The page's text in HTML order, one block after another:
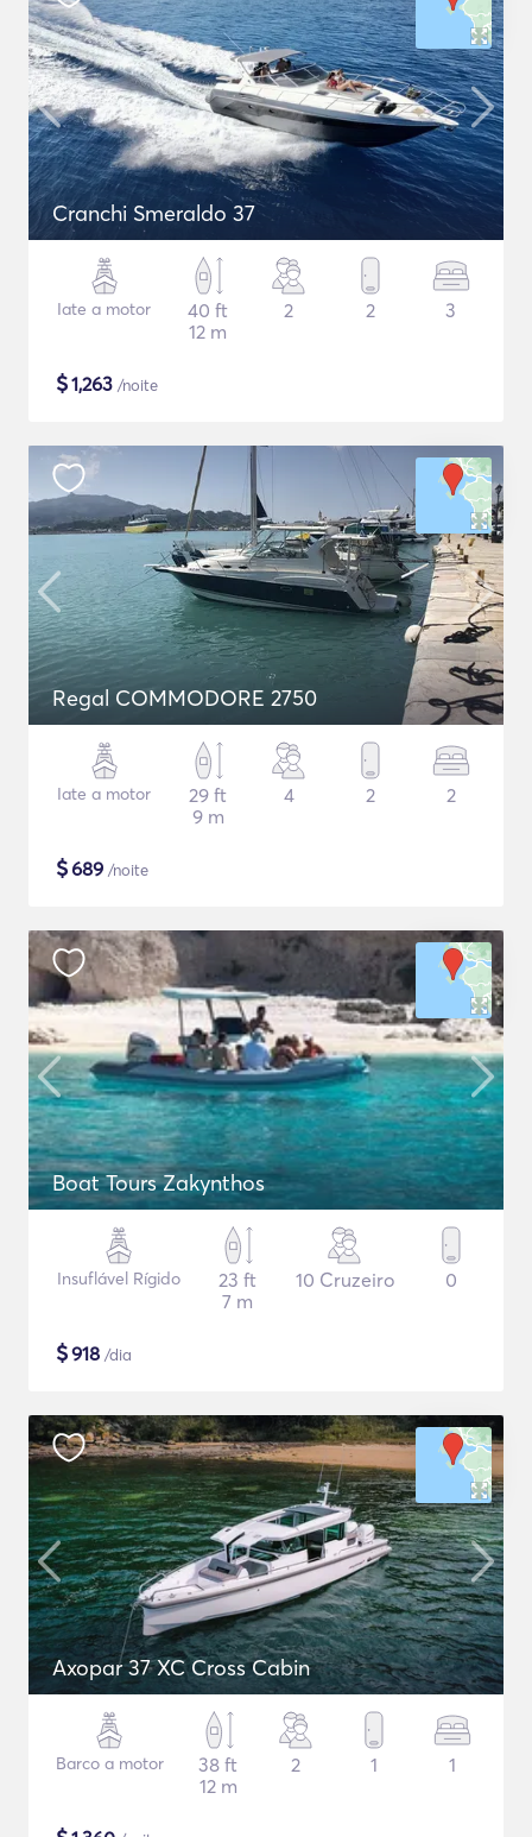
Cranchi Smeraldo 37
Iate a motor
40 ft
12 m
2 2 3
$1,263 /noite
Regal COMMODORE 2750
Iate a motor
29 ft
9 m
4 2 2
$689 /noite
Boat Tours Zakynthos
Insuflável Rígido
23 ft
7 m
10 Cruzeiro 0
$918 /dia
Axopar 37 XC Cross Cabin
Barco a motor
38 ft
12 m
2 1 1